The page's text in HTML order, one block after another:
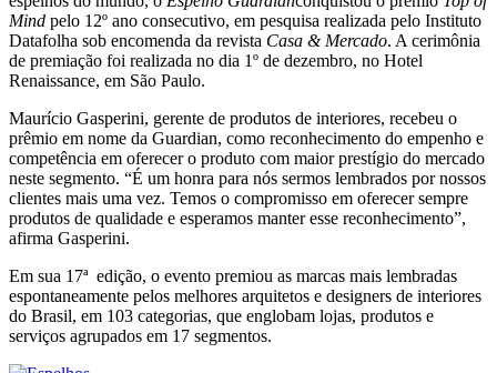
Mind pelo 12º ano consecutivo, em pesquisa realizada pelo Instituto
Datafolha sob encomenda da revista Casa & Mercado. A cerimônia
de premiação foi realizada no dia 1º de dezembro, no Hotel
Renaissance, em São Paulo.
Maurício Gasperini, gerente de produtos de interiores, recebeu o
prêmio em nome da Guardian, como reconhecimento do empenho e
competência em oferecer o produto com maior prestígio do mercado
neste segmento. “É um honra para nós sermos lembrados por nossos
clientes mais uma vez. Temos o compromisso em oferecer sempre
produtos de qualidade e esperamos manter esse reconhecimento”,
afirma Gasperini.
Em sua 17ª edição, o evento premiou as marcas mais lembradas
espontaneamente pelos melhores arquitetos e designers de interiores
do Brasil, em 103 categorias, que englobam lojas, produtos e
serviços agrupados em 17 segmentos.